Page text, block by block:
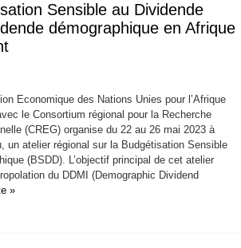
Sensible au Dividende
démographique en Afrique
Economique des Nations Unies pour l’Afrique
le Consortium régional pour la Recherche
(CREG) organise du 22 au 26 mai 2023 à
un atelier régional sur la Budgétisation Sensible
(BSDD). L’objectif principal de cet atelier
du DDMI (Demographic Dividend
»